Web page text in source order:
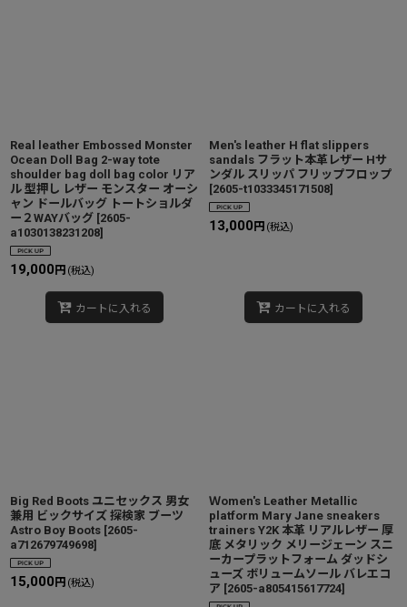
Real leather Embossed Monster
Ocean Doll Bag 2-way tote
shoulder bag doll bag color リア
ル 型押し レザー モンスター オーシ
ャン ドールバッグ トートショルダ
ー２WAYバッグ [2605-
a1030138231208]
19,000 円 (税込)
カートに入れる
Men's leather H flat slippers
sandals フラット本革レザー Hサ
ンダル スリッパ フリップフロップ
[2605-t1033345171508]
13,000 円 (税込)
カートに入れる
Big Red Boots ユニセックス 男女
兼用 ビックサイズ 探検家 ブーツ
Astro Boy Boots [2605-
a712679749698]
15,000 円 (税込)
Ｗomen's Leather Metallic
platform Mary Jane sneakers
trainers Y2K 本革 リアルレザー 厚
底 メタリック メリージェーン スニ
ーカープラットフォーム ダッドシ
ューズ ボリュームソール バレエコ
ア [2605-a805415617724]